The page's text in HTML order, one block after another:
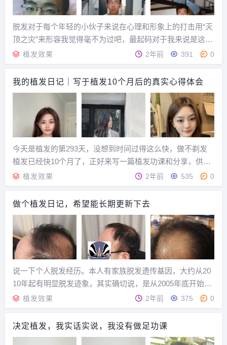
脱发对于每个年轻的小伙子来说在心理和形象上的打击用“灭
顶之灾”来形容我觉得毫不为过吧，最起码对于我来说是这样
的，脱发对我来说简直就是噩梦！对于脱发和抗脱的经历我
是记忆尤新，因为真是痛之入骨呀。清楚的记得，自己脱发
是在2010年腊月初的一次洗发中发现和意识到...
植发效果 2年前 391 0
我的植发日记｜写于植发10个月后的真实心得体会
今天是植发的第293天，没想到时间过得这么快，做不剃发
植发已经快10个月了，正好来写一篇植发功课和分享，供大
家参考。...
植发效果 2年前 535 0
做个植发日记，希望能长期更新下去
说一下个人脱发经历。本人有家族脱发遗传基因，大约从20
10年起有明显脱发迹象，其实确切说，是从2005年底开始脱
发的，只不过一直脱发速度比较均匀，没有所谓的“狂脱
期”，所以一直也没引起重视。大约到2010年，已经明显发际
线后移了，这才有些着急，用过章光10...
植发效果 2年前 375 0
决定植发，我实话实说，我没有做足功课